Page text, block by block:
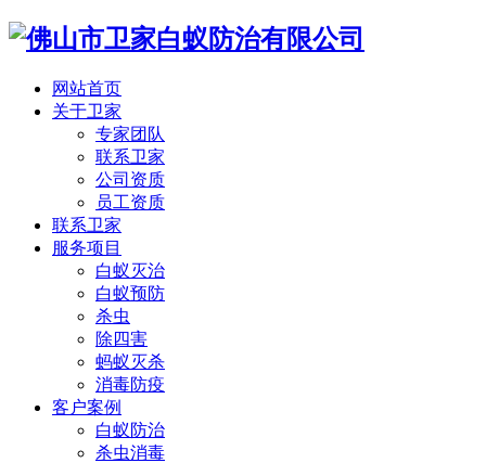
网站首页
关于卫家
专家团队
联系卫家
公司资质
员工资质
联系卫家
服务项目
白蚁灭治
白蚁预防
杀虫
除四害
蚂蚁灭杀
消毒防疫
客户案例
白蚁防治
杀虫消毒